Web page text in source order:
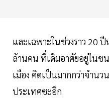
และเฉพาะในช่วงราว 20
ล้านคน ที่เดิมอาศัยอยู่ในช
เมือง คิดเป็นมากกว่าจำนว
ประเทศซะอีก